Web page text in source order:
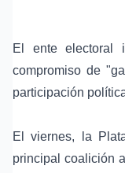
El ente electoral
compromiso de
participación
El viernes, la
principal coalición